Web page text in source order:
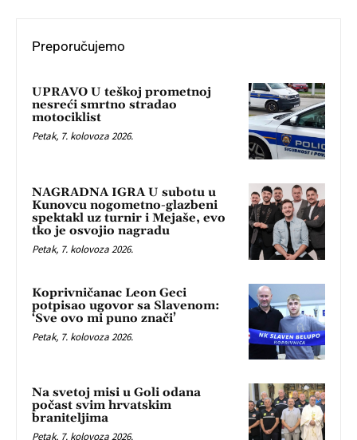
Preporučujemo
UPRAVO U teškoj prometnoj
nesreći smrtno stradao
motociklist
Petak, 7. kolovoza 2026.
NAGRADNA IGRA U subotu u
Kunovcu nogometno-glazbeni
spektakl uz turnir i Mejaše, evo
tko je osvojio nagradu
Petak, 7. kolovoza 2026.
Koprivničanac Leon Geci
potpisao ugovor sa Slavenom:
‘Sve ovo mi puno znači’
Petak, 7. kolovoza 2026.
Na svetoj misi u Goli odana
počast svim hrvatskim
braniteljima
Petak, 7. kolovoza 2026.